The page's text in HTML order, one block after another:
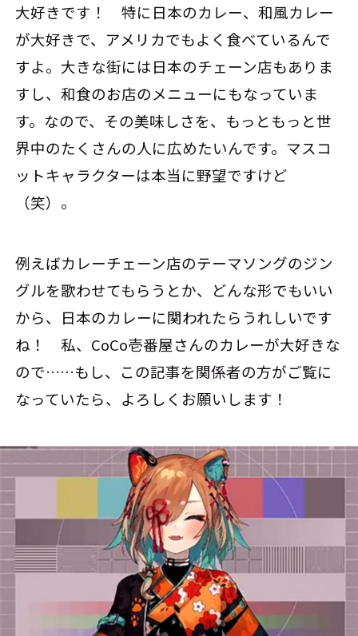
大好きです！ 特に日本のカレー、和風カレー
が大好きで、アメリカでもよく食べているんで
すよ。大きな街には日本のチェーン店もありま
すし、和食のお店のメニューにもなっていま
す。なので、その美味しさを、もっともっと世
界中のたくさんの人に広めたいんです。マスコ
ットキャラクターは本当に野望ですけど
（笑）。
例えばカレーチェーン店のテーマソングのジン
グルを歌わせてもらうとか、どんな形でもいい
から、日本のカレーに関われたらうれしいです
ね！ 私、CoCo壱番屋さんのカレーが大好きな
ので……もし、この記事を関係者の方がご覧に
なっていたら、よろしくお願いします！